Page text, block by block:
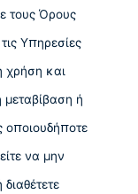
τους Όρους
Υπηρεσίες
χρήση και
ή
να μην